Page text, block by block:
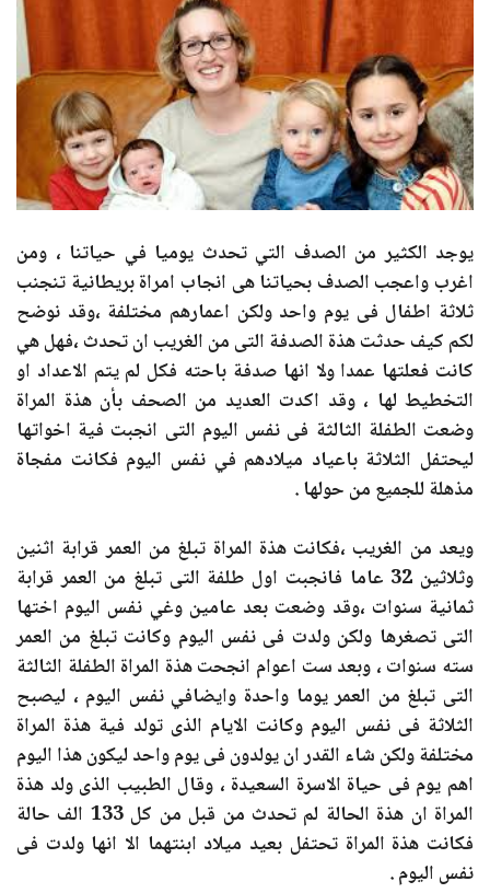
يوجد الكثير من الصدف التي تحدث يوميا في حياتنا ، ومن
اغرب واعجب الصدف بحياتنا هى انجاب امراة بريطانية تنجنب
ثلاثة اطفال فى يوم واحد ولكن اعمارهم مختلفة ،وقد نوضح
لكم كيف حدثت هذة الصدفة التى من الغريب ان تحدث ،فهل هي
كانت فعلتها عمدا ولا انها صدفة باحته فكل لم يتم الاعداد او
التخطيط لها ، وقد اكدت العديد من الصحف بأن هذة المراة
وضعت الطفلة الثالثة فى نفس اليوم التى انجبت فية اخواتها
ليحتفل الثلاثة باعياد ميلادهم في نفس اليوم فكانت مفجاة
مذهلة للجميع من حولها .
ويعد من الغريب ،فكانت هذة المراة تبلغ من العمر قرابة اثنين
وثلاثين 32 عاما فانجبت اول طلفة التى تبلغ من العمر قرابة
ثمانية سنوات ،وقد وضعت بعد عامين وغي نفس اليوم اختها
التى تصغرها ولكن ولدت فى نفس اليوم وكانت تبلغ من العمر
سته سنوات ، وبعد ست اعوام انجحت هذة المراة الطفلة الثالثة
التى تبلغ من العمر يوما واحدة وايضافي نفس اليوم ، ليصبح
الثلاثة فى نفس اليوم وكانت الايام الذى تولد فية هذة المراة
مختلفة ولكن شاء القدر ان يولدون فى يوم واحد ليكون هذا اليوم
اهم يوم فى حياة الاسرة السعيدة ، وقال الطبيب الذى ولد هذة
المراة ان هذة الحالة لم تحدث من قبل من كل 133 الف حالة
فكانت هذة المراة تحتفل بعيد ميلاد ابنتهما الا انها ولدت فى
نفس اليوم .